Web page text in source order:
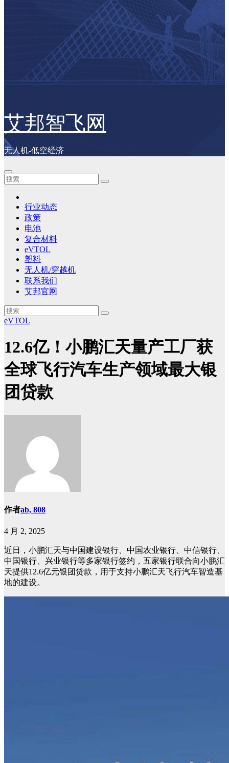
艾邦智飞网
无人机-低空经济
行业动态
政策
电池
复合材料
eVTOL
塑料
无人机/穿越机
联系我们
艾邦官网
eVTOL
12.6亿！小鹏汇天量产工厂获
全球飞行汽车生产领域最大银
团贷款
作者ab, 808
4 月 2, 2025
近日，小鹏汇天与中国建设银行、中国农业银行、中信银行、
中国银行、兴业银行等多家银行签约，五家银行联合向小鹏汇
天提供12.6亿元银团贷款，用于支持小鹏汇天飞行汽车智造基
地的建设。